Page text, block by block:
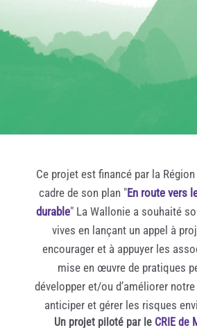
Ce projet est financé par la
cadre de son plan "En route vers
durable" La Wallonie a souhaité
vives en lançant un appel à
encourager et à appuyer les
mise en œuvre de pratiques
développer et/ou d’améliorer
anticiper et gérer les risques
Un projet piloté par le CRIE de